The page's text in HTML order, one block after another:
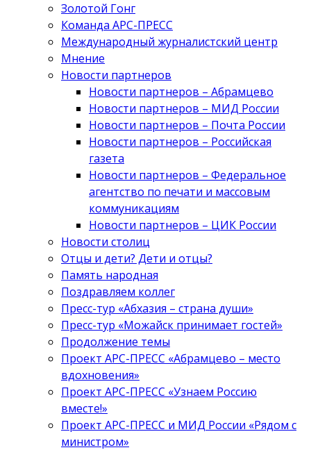
Золотой Гонг
Команда АРС-ПРЕСС
Международный журналистский центр
Мнение
Новости партнеров
Новости партнеров – Абрамцево
Новости партнеров – МИД России
Новости партнеров – Почта России
Новости партнеров – Российская
газета
Новости партнеров – Федеральное
агентство по печати и массовым
коммуникациям
Новости партнеров – ЦИК России
Новости столиц
Отцы и дети? Дети и отцы?
Память народная
Поздравляем коллег
Пресс-тур «Абхазия – страна души»
Пресс-тур «Можайск принимает гостей»
Продолжение темы
Проект АРС-ПРЕСС «Абрамцево – место
вдохновения»
Проект АРС-ПРЕСС «Узнаем Россию
вместе!»
Проект АРС-ПРЕСС и МИД России «Рядом с
министром»